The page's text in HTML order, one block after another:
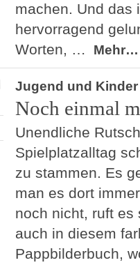
machen. Und das
hervorragend
Worten, …
Mehr…
Jugend und Kinder
Noch einmal
Unendliche
Spielplatzalltag
zu stammen. Es
man es dort
noch nicht, ruft es
auch in diesem
Pappbilderbuch,